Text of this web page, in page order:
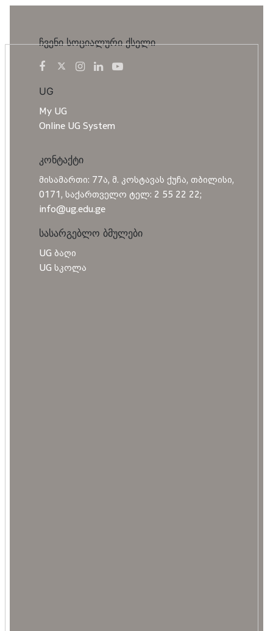
ჩვენი სოციალური ქსელი
UG
My UG
Online UG System
კონტაქტი
მისამართი: 77ა, მ. კოსტავას ქუჩა, თბილისი,
0171, საქართველო ტელ: 2 55 22 22;
info@ug.edu.ge
სასარგებლო ბმულები
UG ბაღი
UG სკოლა